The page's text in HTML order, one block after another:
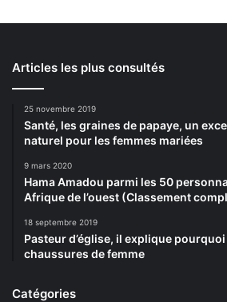
Articles les plus consultés
25 novembre 2019
Santé, les graines de papaye, un
naturel pour les femmes mariées
9 mars 2020
Hama Amadou parmi les 50
Afrique de l’ouest (Classement
18 septembre 2019
Pasteur d’église, il explique
chaussures de femme
Catégories